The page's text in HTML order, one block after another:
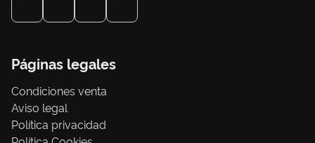
Páginas legales
Condiciones venta
Aviso legal
Política privacidad